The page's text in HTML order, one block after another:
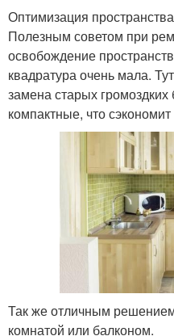
Оптимизация пространства
Полезным советом при
освобождение
квадратура очень мала.
замена старых
компактные, что
Так же отличным
комнатой или балконом.